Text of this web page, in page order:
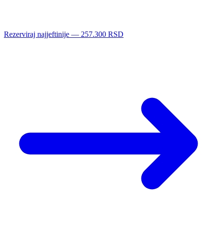
Rezerviraj najjeftinije — 257.300 RSD